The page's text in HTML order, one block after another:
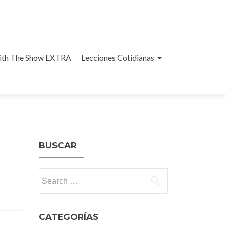
The Show EXTRA Lecciones Cotidianas
BUSCAR
for:
CATEGORÍAS